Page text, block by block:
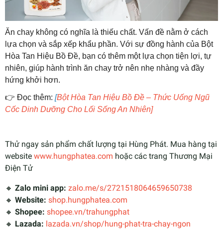
Ăn chay không có nghĩa là thiếu chất. Vấn đề nằm ở cách
lựa chọn và sắp xếp khẩu phần. Với sự đồng hành của Bột
Hòa Tan Hiệu Bồ Đề, bạn có thêm một lựa chọn tiện lợi, tự
nhiên, giúp hành trình ăn chay trở nên nhẹ nhàng và đầy
hứng khởi hơn.
👉 Đọc thêm: [Bột Hòa Tan Hiệu Bồ Đề – Thức Uống Ngũ
Cốc Dinh Dưỡng Cho Lối Sống An Nhiên]
Thử ngay sản phẩm chất lượng tại Hùng Phát. Mua hàng tại
website www.hungphatea.com hoặc các trang Thương Mại
Điện Tử
🔸 Zalo mini app: zalo.me/s/2721518064659650738
🔸 Website: shop.hungphatea.com
🔸 Shopee: shopee.vn/trahungphat
🔸 Lazada: lazada.vn/shop/hung-phat-tra-chay-ngon